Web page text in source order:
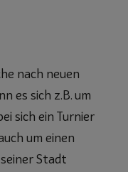
nach neuen
es sich z.B. um
sich ein Turnier
um einen
Stadt